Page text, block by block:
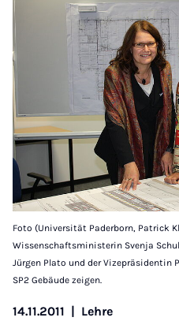
Foto (Universität Paderborn, Patrick
Wissenschaftsministerin Svenja
Jürgen Plato und der Vizepräsidentin
SP2 Gebäude zeigen.
14.11.2011 | Lehre